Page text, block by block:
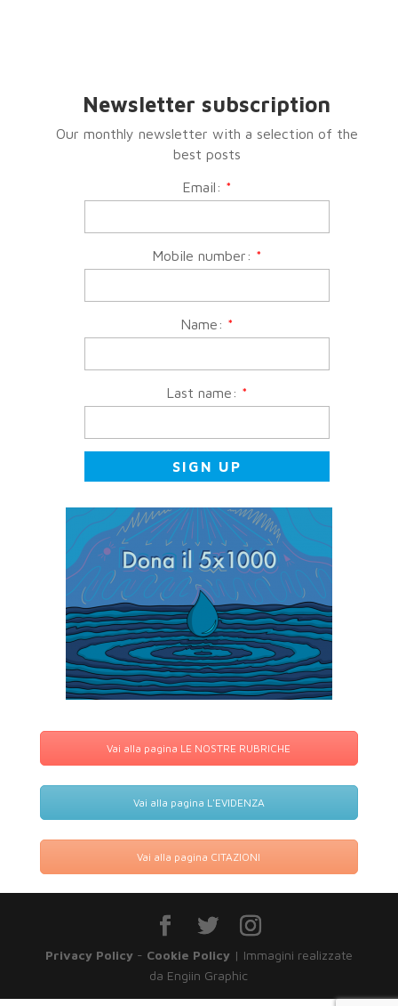
Newsletter subscription
Our monthly newsletter with a selection of the
best posts
Email: *
Mobile number: *
Name: *
Last name: *
Vai alla pagina LE NOSTRE RUBRICHE
Vai alla pagina L'EVIDENZA
Vai alla pagina CITAZIONI
Privacy Policy- Cookie Policy| Immagini realizzate
da Engiin Graphic